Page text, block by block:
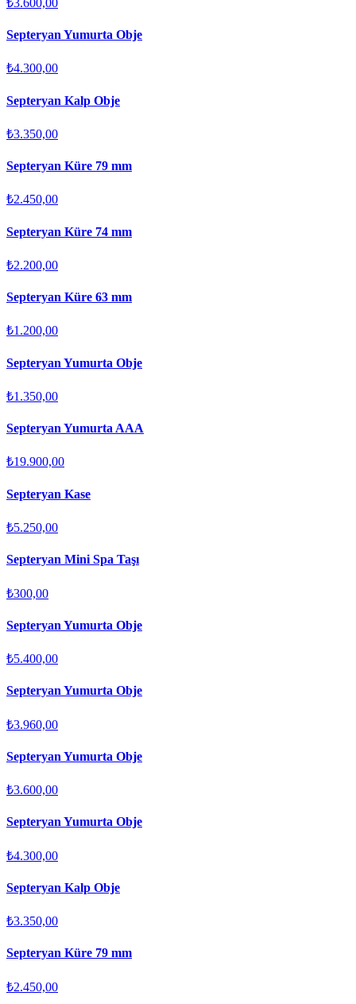
Septeryan Yumurta Obje
₺4.300,00
Septeryan Kalp Obje
₺3.350,00
Septeryan Küre 79 mm
₺2.450,00
Septeryan Küre 74 mm
₺2.200,00
Septeryan Küre 63 mm
₺1.200,00
Septeryan Yumurta Obje
₺1.350,00
Septeryan Yumurta AAA
₺19.900,00
Septeryan Kase
₺5.250,00
Septeryan Mini Spa Taşı
₺300,00
Septeryan Yumurta Obje
₺5.400,00
Septeryan Yumurta Obje
₺3.960,00
Septeryan Yumurta Obje
₺3.600,00
Septeryan Yumurta Obje
₺4.300,00
Septeryan Kalp Obje
₺3.350,00
Septeryan Küre 79 mm
₺2.450,00